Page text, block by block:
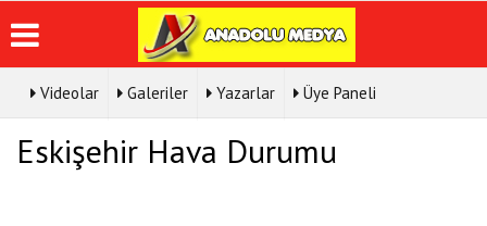
Haber
Durumu
Yazarları
Videolar Galeriler Yazarlar Üye Paneli
Eskişehir Hava Durumu